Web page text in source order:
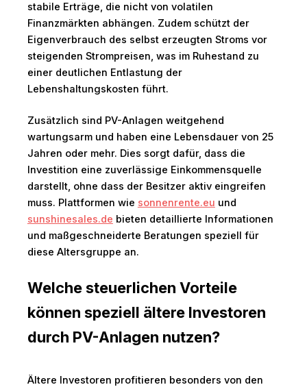
stabile Erträge, die nicht von volatilen
Finanzmärkten abhängen. Zudem schützt der
Eigenverbrauch des selbst erzeugten Stroms vor
steigenden Strompreisen, was im Ruhestand zu
einer deutlichen Entlastung der
Lebenshaltungskosten führt.
Zusätzlich sind PV-Anlagen weitgehend
wartungsarm und haben eine Lebensdauer von 25
Jahren oder mehr. Dies sorgt dafür, dass die
Investition eine zuverlässige Einkommensquelle
darstellt, ohne dass der Besitzer aktiv eingreifen
muss. Plattformen wie sonnenrente.eu und
sunshinesales.de bieten detaillierte Informationen
und maßgeschneiderte Beratungen speziell für
diese Altersgruppe an.
Welche steuerlichen Vorteile
können speziell ältere Investoren
durch PV-Anlagen nutzen?
Ältere Investoren profitieren besonders von den